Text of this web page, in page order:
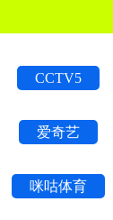
CCTV5
爱奇艺
咪咕体育